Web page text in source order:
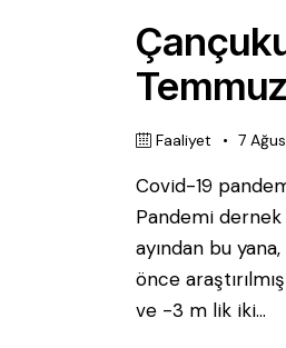
Faaliyet 7
Covid-19
Pandemi
ayından bu
önce
ve -3 m lik iki…